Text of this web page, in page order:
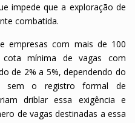
impede que a exploração de
combatida.
empresas com mais de 100
cota mínima de vagas com
de 2% a 5%, dependendo do
sem o registro formal de
driblar essa exigência e
de vagas destinadas a essa